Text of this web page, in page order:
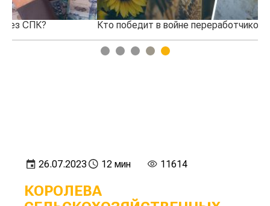
Кто победит в войне переработчиков и фермеров?
1 2 3 4 5
26.07.2023 12 мин 11614
КОРОЛЕВА